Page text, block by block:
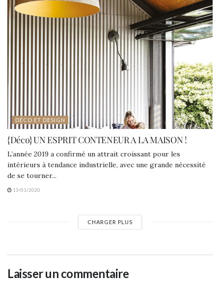
DÉCO ET DESIGN
{Déco} UN ESPRIT CONTENEUR A LA MAISON !
L’année 2019 a confirmé un attrait croissant pour les
intérieurs à tendance industrielle, avec une grande nécessité
de se tourner...
13/01/2020
CHARGER PLUS
Laisser un commentaire